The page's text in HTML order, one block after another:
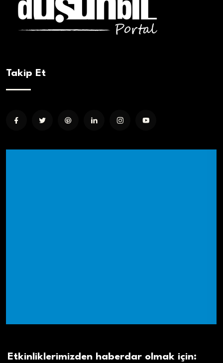
Takip Et
Etkinliklerimizden haberdar olmak için: